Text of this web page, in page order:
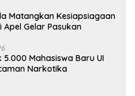
Matangkan Kesiapsiagaan
Apel Gelar Pasukan
5.000 Mahasiswa Baru UI
Narkotika